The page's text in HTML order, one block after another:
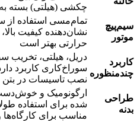
چکشی (هیلتی) بسته به
سیم‌پیچ
موتور
تمام‌مسی استفاده از
نشان‌دهنده کیفیت
حرارتی بهتر است
کاربرد
چندمنظوره
دریل، هیلتی، تخریب
سوراخ‌کاری کاربرد
نصب تاسیسات در
طراحی
بدنه
ارگونومیک و
شده برای استفاده
مناسب برای